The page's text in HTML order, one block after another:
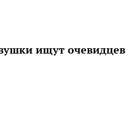
ищут очевидцев